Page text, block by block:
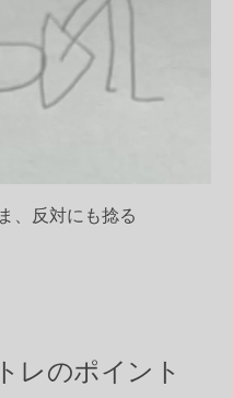
、反対にも捻る
レのポイント